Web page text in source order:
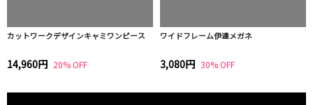
カットワークデザインキャミワンピース
14,960円 20% OFF
ワイドフレーム伊達メガネ
3,080円 30% OFF